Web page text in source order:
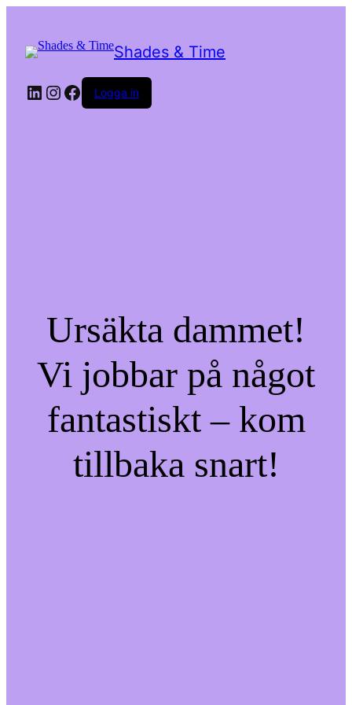
Shades & Time
LinkedIn
Instagram
Facebook
Logga in
Ursäkta dammet!
Vi jobbar på något
fantastiskt – kom
tillbaka snart!